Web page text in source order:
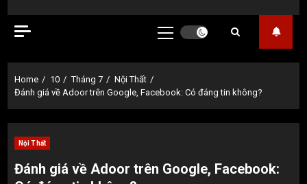
Primary
Home 10 Tháng 7
Nội Thất
Đánh giá về Adoor trên Google, Facebook: Có đáng tin không?
Nội Thất
Đánh giá về Adoor trên Google, Facebook: